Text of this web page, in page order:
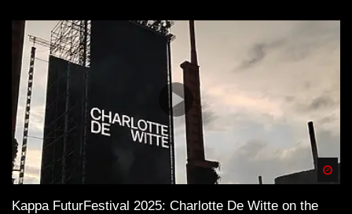
Kappa FuturFestival 2025: Charlotte De Witte on the